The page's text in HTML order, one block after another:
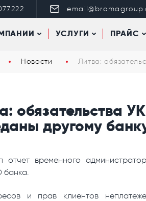
УСЛУГИ ПРАЙС
Новости Литва:
обязательства
другому
отчет временного
банка.
и прав клиентов